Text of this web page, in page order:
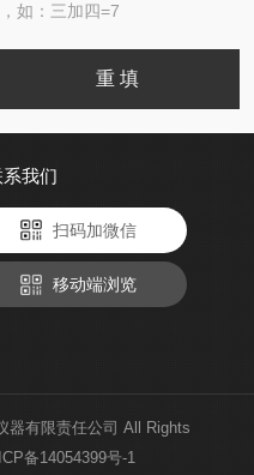
如：三加四=7
我们
扫码加微信
移动端浏览
器有限责任公司 All Rights
备14054399号-1